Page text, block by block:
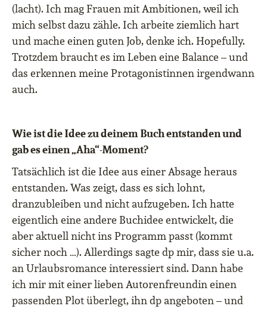
(lacht). Ich mag Frauen mit Ambitionen, weil ich
mich selbst dazu zähle. Ich arbeite ziemlich hart
und mache einen guten Job, denke ich. Hopefully.
Trotzdem braucht es im Leben eine Balance – und
das erkennen meine Protagonistinnen irgendwann
auch.
Wie ist die Idee zu deinem Buch entstanden und
gab es einen „Aha“-Moment?
Tatsächlich ist die Idee aus einer Absage heraus
entstanden. Was zeigt, dass es sich lohnt,
dranzubleiben und nicht aufzugeben. Ich hatte
eigentlich eine andere Buchidee entwickelt, die
aber aktuell nicht ins Programm passt (kommt
sicher noch …). Allerdings sagte dp mir, dass sie u.a.
an Urlaubsromance interessiert sind. Dann habe
ich mir mit einer lieben Autorenfreundin einen
passenden Plot überlegt, ihn dp angeboten – und